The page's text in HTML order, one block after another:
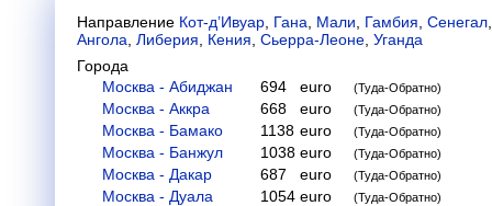
Направление Кот-д’Ивуар Гана Мали Гамбия Сенегал
Ангола Либерия Кения Сьерра-Леоне Уганда
Города
Москва - Абиджан
694 euro (Туда-Обратно)
Москва - Аккра 668 euro (Туда-Обратно)
Москва - Бамако 1138 euro (Туда-Обратно)
Москва - Банжул 1038 euro (Туда-Обратно)
Москва - Дакар 687 euro (Туда-Обратно)
Москва - Дуала 1054 euro (Туда-Обратно)